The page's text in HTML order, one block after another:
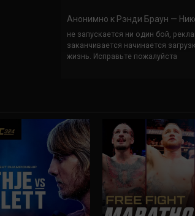
Анонимно к Рэнди Браун —
не запускается ни один бой,
заканчивается начинается
жизнь. Исправьте пожалуйста